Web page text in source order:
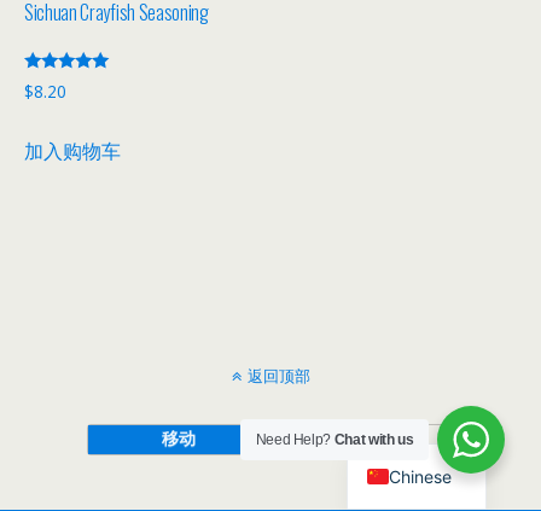
Sichuan Crayfish Seasoning
评分
5.00
$8.20
加入购物车
返回顶部
移动 桌面
Need Help? Chat with us
Chinese